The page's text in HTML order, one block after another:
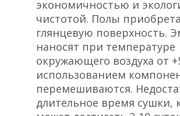
экономичностью и
чистотой. Полы
глянцевую поверхность.
наносят при температуре
окружающего воздуха от
использованием
перемешиваются.
длительное время сушки,